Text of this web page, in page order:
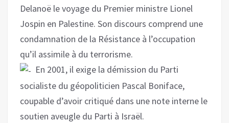
Delanoë le voyage du Premier ministre Lionel
Jospin en Palestine. Son discours comprend une
condamnation de la Résistance à l’occupation
qu’il assimile à du terrorisme.
En 2001, il exige la démission du Parti
socialiste du géopoliticien Pascal Boniface,
coupable d’avoir critiqué dans une note interne le
soutien aveugle du Parti à Israël.